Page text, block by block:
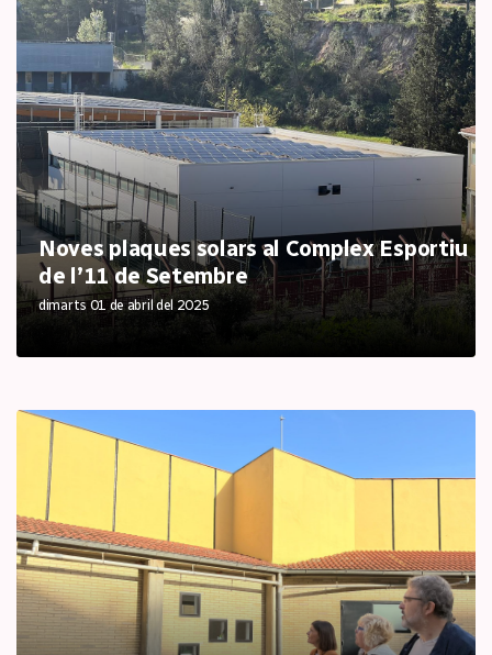
Noves plaques solars al Complex Esportiu
de l’11 de Setembre
dimarts 01 de abril del 2025